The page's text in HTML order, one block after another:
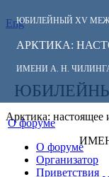
ЮБИЛЕЙНЫЙ XV
АРКТИКА:
ИМЕНИ А. Н.
Eng
Арктика: настоящее
О форуме
О форуме
Организатор
Приветствия